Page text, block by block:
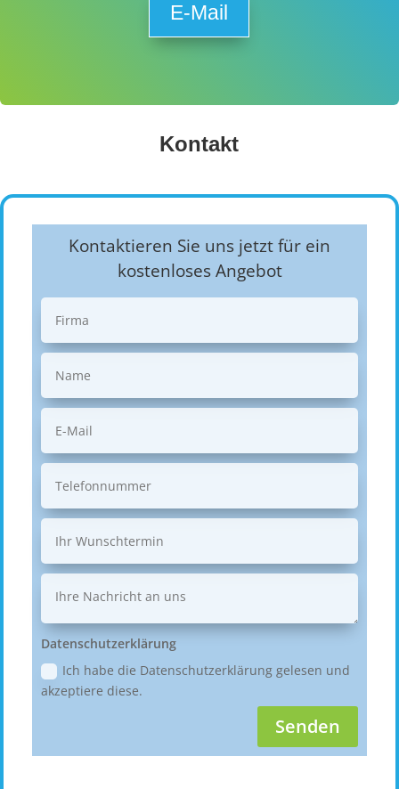
E-Mail
Kontakt
Kontaktieren Sie uns jetzt für ein
kostenloses Angebot
Datenschutzerklärung
Ich habe die Datenschutzerklärung gelesen und
akzeptiere diese.
Senden